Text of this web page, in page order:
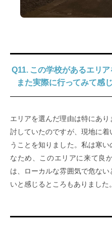
Q11. この学校があるエリ
また実際に行ってみて感
エリアを選んだ理由は特にあ
討していたのですが、現地に
うことを知りました。私は寒
なため、このエリアに来て良
は、ローカルな雰囲気で危な
いと感じるところもありました。